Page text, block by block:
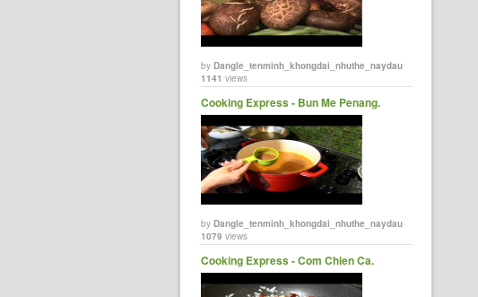
byDangle_tenminh_khongdai_nhuthe_naydau
1141 views
Cooking Express - Bun Me Penang.
byDangle_tenminh_khongdai_nhuthe_naydau
1079 views
Cooking Express - Com Chien Ca.